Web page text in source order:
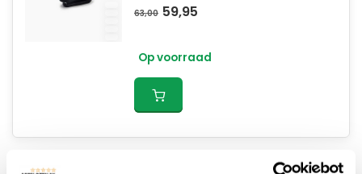
63,00 59,95
Op voorraad